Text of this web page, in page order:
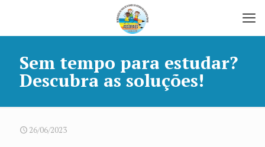
Sem tempo para estudar?
Descubra as soluções!
26/06/2023